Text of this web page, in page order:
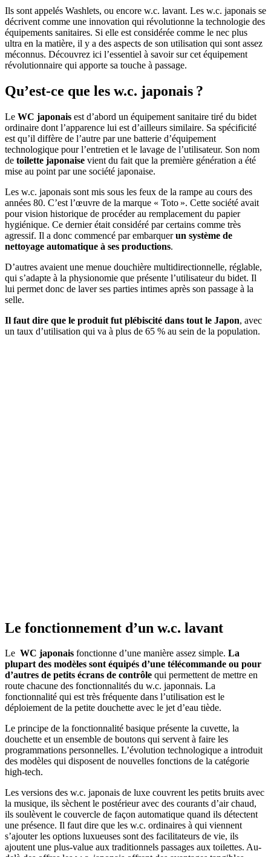
Ils sont appelés Washlets, ou encore w.c. lavant. Les w.c. japonais se
décrivent comme une innovation qui révolutionne la technologie des
équipements sanitaires. Si elle est considérée comme le nec plus
ultra en la matière, il y a des aspects de son utilisation qui sont assez
méconnus. Découvrez ici l’essentiel à savoir sur cet équipement
révolutionnaire qui apporte sa touche à passage.
Qu’est-ce que les w.c. japonais ?
Le WC japonais est d’abord un équipement sanitaire tiré du bidet
ordinaire dont l’apparence lui est d’ailleurs similaire. Sa spécificité
est qu’il diffère de l’autre par une batterie d’équipement
technologique pour l’entretien et le lavage de l’utilisateur. Son nom
de toilette japonaise vient du fait que la première génération a été
mise au point par une société japonaise.
Les w.c. japonais sont mis sous les feux de la rampe au cours des
années 80. C’est l’œuvre de la marque « Toto ». Cette société avait
pour vision historique de procéder au remplacement du papier
hygiénique. Ce dernier était considéré par certains comme très
agressif. Il a donc commencé par embarquerun système de
nettoyage automatique à ses productions.
D’autres avaient une menue douchière multidirectionnelle, réglable,
qui s’adapte à la physionomie que présente l’utilisateur du bidet. Il
lui permet donc de laver ses parties intimes après son passage à la
selle.
Il faut dire que le produit fut plébiscité dans tout le Japon, avec
un taux d’utilisation qui va à plus de 65 % au sein de la population.
Le fonctionnement d’un w.c. lavant
Le WC japonais fonctionne d’une manière assez simple. La
plupart des modèles sont équipés d’une télécommande ou pour
d’autres de petits écrans de contrôle qui permettent de mettre en
route chacune des fonctionnalités du w.c. japonnais. La
fonctionnalité qui est très fréquente dans l’utilisation est le
déploiement de la petite douchette avec le jet d’eau tiède.
Le principe de la fonctionnalité basique présente la cuvette, la
douchette et un ensemble de boutons qui servent à faire les
programmations personnelles. L’évolution technologique a introduit
des modèles qui disposent de nouvelles fonctions de la catégorie
high-tech.
Les versions des w.c. japonais de luxe couvrent les petits bruits avec
la musique, ils sèchent le postérieur avec des courants d’air chaud,
ils soulèvent le couvercle de façon automatique quand ils détectent
une présence. Il faut dire que les w.c. ordinaires à qui viennent
s’ajouter les options luxueuses sont des facilitateurs de vie, ils
ajoutent une plus-value aux traditionnels passages aux toilettes. Au-